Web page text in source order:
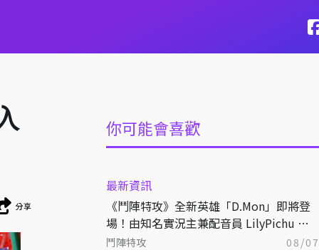
你可能會喜歡
最新資訊
《鬥陣特攻》全新英雄「D.Mon」即將登
場！由知名實況主兼配音員 LilyPichu 跨
界獻聲演出！
鬥陣特攻 08/07
分享